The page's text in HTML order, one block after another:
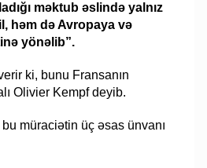
məktub əslində yalnız
həm də Avropaya və
yönəlib”.
ki, bunu Fransanın
Olivier Kempf deyib.
müraciətin üç əsas ünvanı